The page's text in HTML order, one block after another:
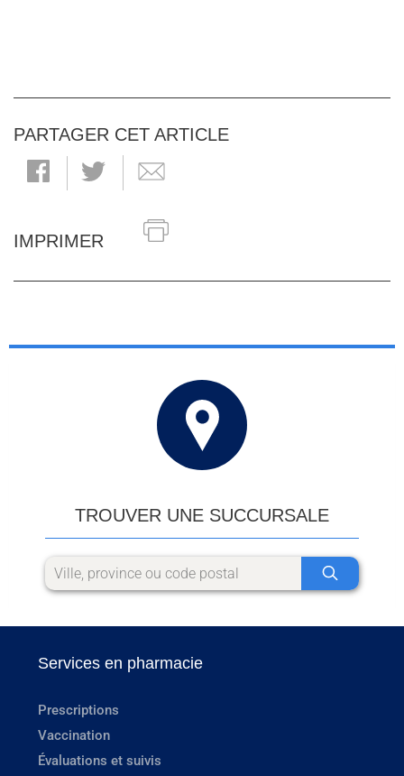
PARTAGER CET ARTICLE
IMPRIMER
TROUVER UNE SUCCURSALE
Services en pharmacie
Prescriptions
Vaccination
Évaluations et suivis